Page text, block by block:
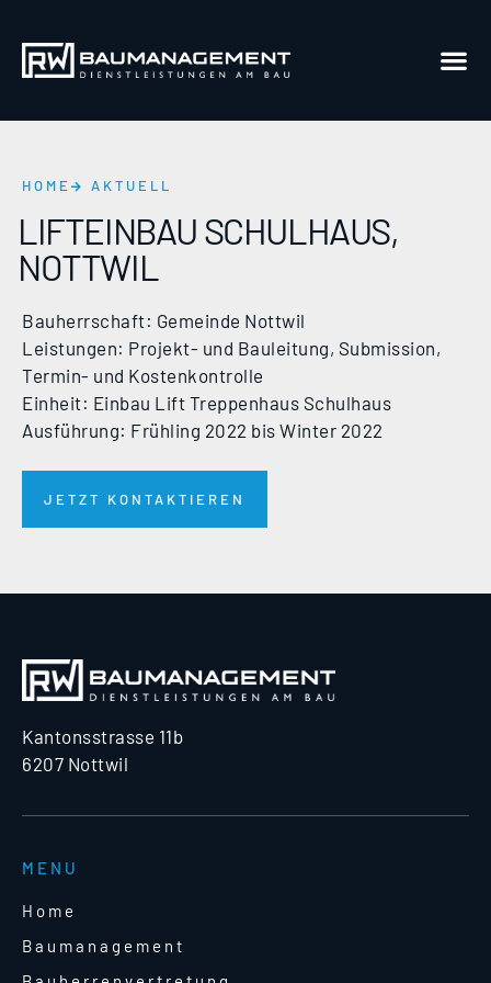
HOME AKTUELL
LIFTEINBAU SCHULHAUS,
NOTTWIL
Bauherrschaft: Gemeinde Nottwil
Leistungen: Projekt- und Bauleitung, Submission,
Termin- und Kostenkontrolle
Einheit: Einbau Lift Treppenhaus Schulhaus
Ausführung: Frühling 2022 bis Winter 2022
JETZT KONTAKTIEREN
Kantonsstrasse 11b
6207 Nottwil
MENU
Home
Baumanagement